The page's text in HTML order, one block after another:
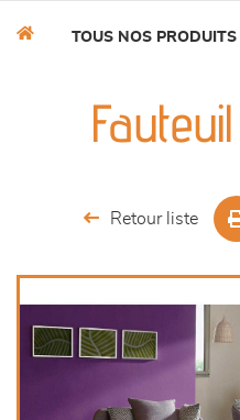
séjours
meubles de
literie
TOUS NOS PRODUITS
Retour liste